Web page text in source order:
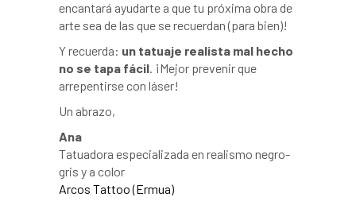
encantará ayudarte a que tu próxima obra de
arte sea de las que se recuerdan (para bien)!
Y recuerda: un tatuaje realista mal hecho
no se tapa fácil. ¡Mejor prevenir que
arrepentirse con láser!
Un abrazo,
Ana
Tatuadora especializada en realismo negro-
gris y a color
Arcos Tattoo (Ermua)